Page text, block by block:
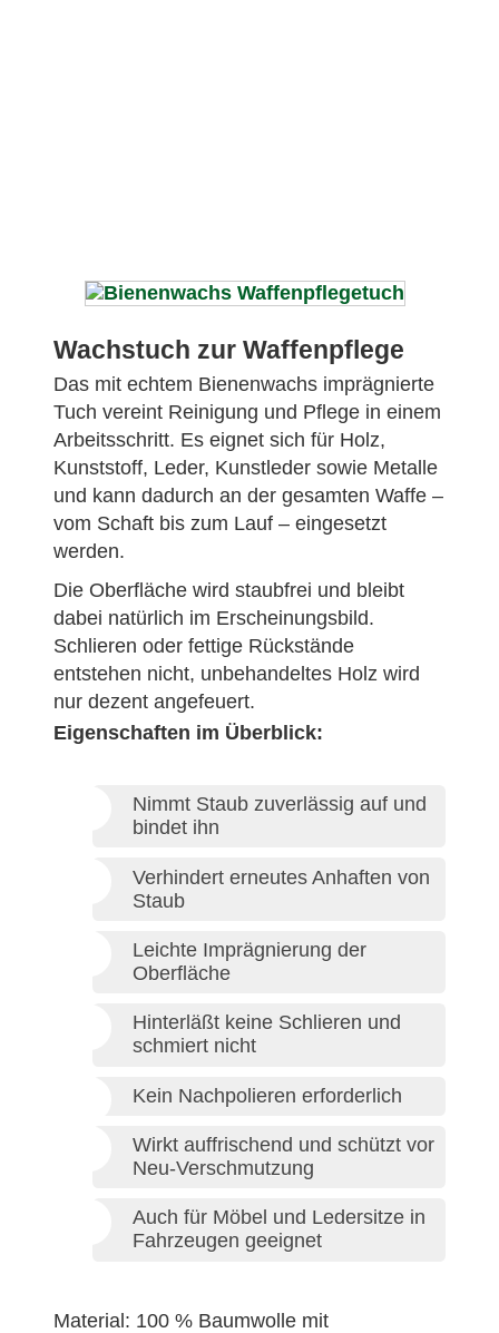
Wachstuch zur Waffenpflege
Das mit echtem Bienenwachs imprägnierte
Tuch vereint Reinigung und Pflege in einem
Arbeitsschritt. Es eignet sich für Holz,
Kunststoff, Leder, Kunstleder sowie Metalle
und kann dadurch an der gesamten Waffe –
vom Schaft bis zum Lauf – eingesetzt
werden.
Die Oberfläche wird staubfrei und bleibt
dabei natürlich im Erscheinungsbild.
Schlieren oder fettige Rückstände
entstehen nicht, unbehandeltes Holz wird
nur dezent angefeuert.
Eigenschaften im Überblick:
Nimmt Staub zuverlässig auf und
bindet ihn
Verhindert erneutes Anhaften von
Staub
Leichte Imprägnierung der
Oberfläche
Hinterläßt keine Schlieren und
schmiert nicht
Kein Nachpolieren erforderlich
Wirkt auffrischend und schützt vor
Neu-Verschmutzung
Auch für Möbel und Ledersitze in
Fahrzeugen geeignet
Material: 100 % Baumwolle mit